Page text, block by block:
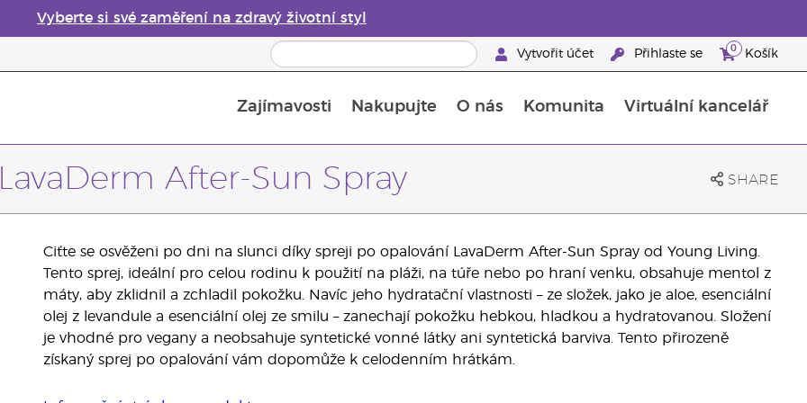
Vyberte si své zaměření na zdravý životní styl
Vytvořit účet Přihlaste se 0 Košík
Zajímavosti Nakupujte O nás Komunita Virtuální kancelář
After-Sun Spray SHARE
Ciťte se osvěženi po dni na slunci díky spreji po opalování LavaDerm After-Sun Spray od Young Living.
Tento sprej, ideální pro celou rodinu k použití na pláži, na túře nebo po hraní venku, obsahuje mentol z
máty, aby zklidnil a zchladil pokožku. Navíc jeho hydratační vlastnosti – ze složek, jako je aloe, esenciální
olej z levandule a esenciální olej ze smilu – zanechají pokožku hebkou, hladkou a hydratovanou. Složení
je vhodné pro vegany a neobsahuje syntetické vonné látky ani syntetická barviva. Tento přirozeně
získaný sprej po opalování vám dopomůže k celodenním hrátkám.